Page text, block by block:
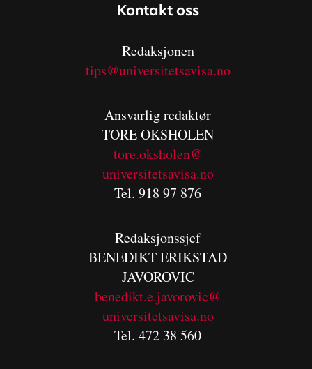
Kontakt oss
Redaksjonen
tips@universitetsavisa.no
Ansvarlig redaktør
TORE OKSHOLEN
tore.oksholen@
universitetsavisa.no
Tel. 918 97 876
Redaksjonssjef
BENEDIKTERIKSTAD
JAVOROVIC
benedikt.e.javorovic@
universitetsavisa.no
Tel. 472 38 560